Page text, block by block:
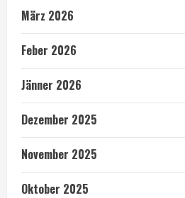
März 2026
Feber 2026
Jänner 2026
Dezember 2025
November 2025
Oktober 2025